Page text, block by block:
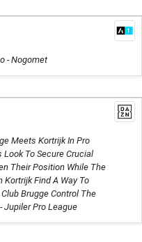
- Nogomet
Meets Kortrijk In Pro
To Secure Crucial
Their Position While The
Kortrijk Find A Way To
Brugge Control The
Jupiler Pro League